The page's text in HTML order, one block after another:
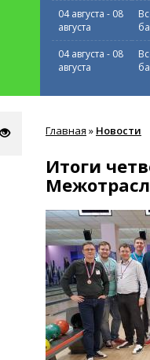
04 августа - 08
августа
04 августа - 08
августа
здесь
Главная » Новости
Итоги